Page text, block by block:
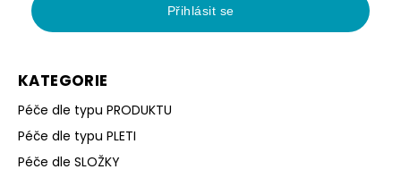
KATEGORIE
Péče dle typu PRODUKTU
Péče dle typu PLETI
Péče dle SLOŽKY
Přihlásit se